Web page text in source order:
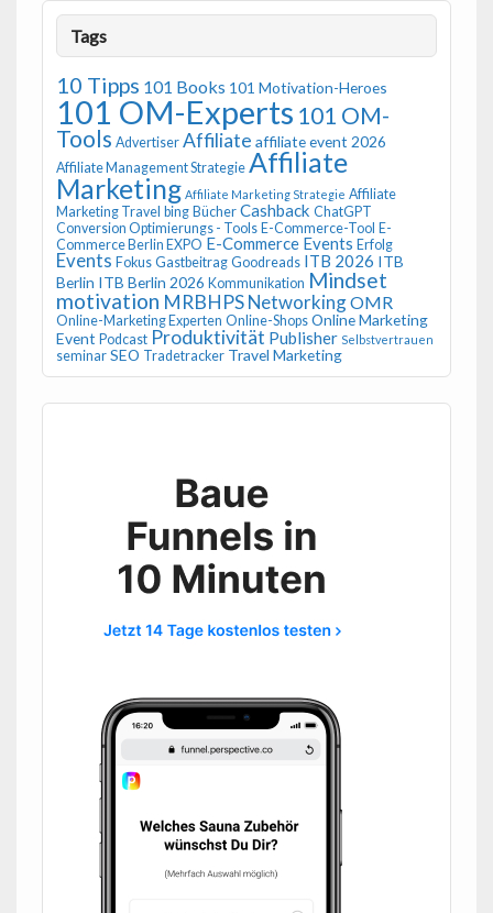
Tags
10 Tipps 101 Books 101 Motivation-Heroes
101 OM-Experts 101 OM-
Tools Advertiser Affiliate affiliate event 2026
Affiliate Management Strategie Affiliate
Marketing Affiliate Marketing Strategie Affiliate
Marketing Travel bing Bücher Cashback ChatGPT
Conversion Optimierungs - Tools E-Commerce-Tool E-
Commerce Berlin EXPO E-Commerce Events Erfolg
Events Fokus Gastbeitrag Goodreads ITB 2026 ITB
Berlin ITB Berlin 2026 Kommunikation Mindset
motivation MRBHPSNetworkingOMR
Online-Marketing Experten Online-Shops Online Marketing
Event Podcast Produktivität Publisher Selbstvertrauen
seminar SEO Tradetracker Travel Marketing